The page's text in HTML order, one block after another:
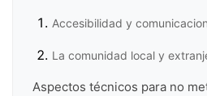
Accesibilidad y
La comunidad local y
Aspectos técnicos para no